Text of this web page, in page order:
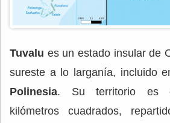
Tuvalu es un estado insular de
sureste a lo larganía, incluido
Polinesia. Su territorio es
kilómetros cuadrados,